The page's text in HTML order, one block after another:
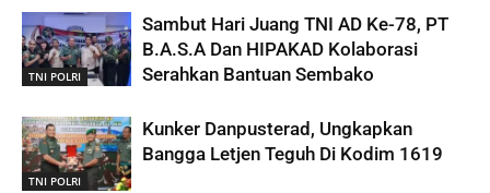
TNI POLRI
Sambut Hari Juang TNI AD Ke-78, PT
B.A.S.A Dan HIPAKAD Kolaborasi
Serahkan Bantuan Sembako
TNI POLRI
Kunker Danpusterad, Ungkapkan
Bangga Letjen Teguh Di Kodim 1619